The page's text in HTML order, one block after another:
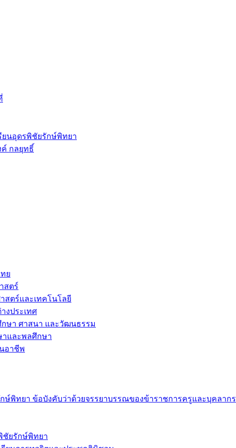
School
ยนอุดรพิชัยรักษ์พิทยา
ค์ กลยุทธิ์
ย
สตร์
สตร์และเทคโนโลยี
งประเทศ
กษา ศาสนา และวัฒนธรรม
าและพลศึกษา
อาชีพ
ษ์พิทยา ข้อบังคับว่าด้วยจรรยาบรรณของข้าราชการครูและบุคลากร
ชัยรักษ์พิทยา